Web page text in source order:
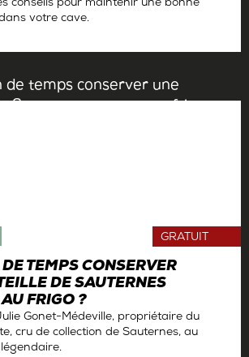
conseils pour maintenir une bonne
votre cave.
TEMPS CONSERVER
DE SAUTERNES
FRIGO ?
GRATUIT
Gonet-Médeville, propriétaire du
cru de collection de Sauternes, au